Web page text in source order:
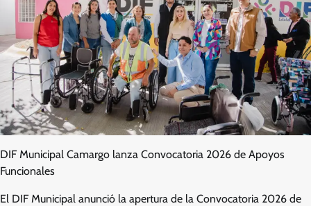
DIF Municipal Camargo lanza Convocatoria 2026 de Apoyos
Funcionales
El DIF Municipal anunció la apertura de la Convocatoria 2026 de